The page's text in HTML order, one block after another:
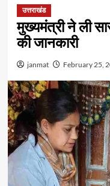
उत्तराखंड
मुख्यमंत्री ने ली
की जानकारी
janmat February 25,